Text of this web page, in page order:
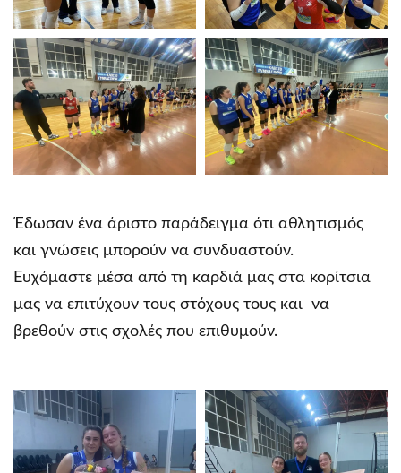
Έδωσαν ένα άριστο παράδειγμα ότι αθλητισμός
και γνώσεις μπορούν να συνδυαστούν.
Ευχόμαστε μέσα από τη καρδιά μας στα κορίτσια
μας να επιτύχουν τους στόχους τους και να
βρεθούν στις σχολές που επιθυμούν.